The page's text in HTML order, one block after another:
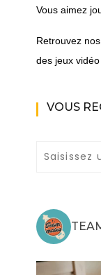
Vous aimez
Retrouvez
des jeux
VOUS